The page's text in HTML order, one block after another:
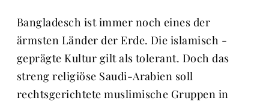
Bangladesch ist immer noch eines der
ärmsten Länder der Erde. Die islamisch ­
geprägte Kultur gilt als tolerant. Doch das
streng religiöse Saudi-Arabien soll
rechtsgerichtete muslimische Gruppen in